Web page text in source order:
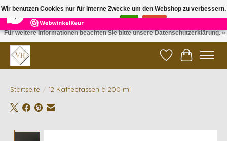
5 Reviews ×
✓ Gratis verzending vanaf €200 | ✓ 14 dagen retourneren
Wunschzettel
Ihr
Startseite / 12 Kaffeetassen à 200 ml
Wir benutzen Cookies nur für interne Zwecke um den Webshop zu verbessern.
Ist das in Ordnung?
Für weitere Informationen beachten Sie bitte unsere Datenschutzerklärung. »